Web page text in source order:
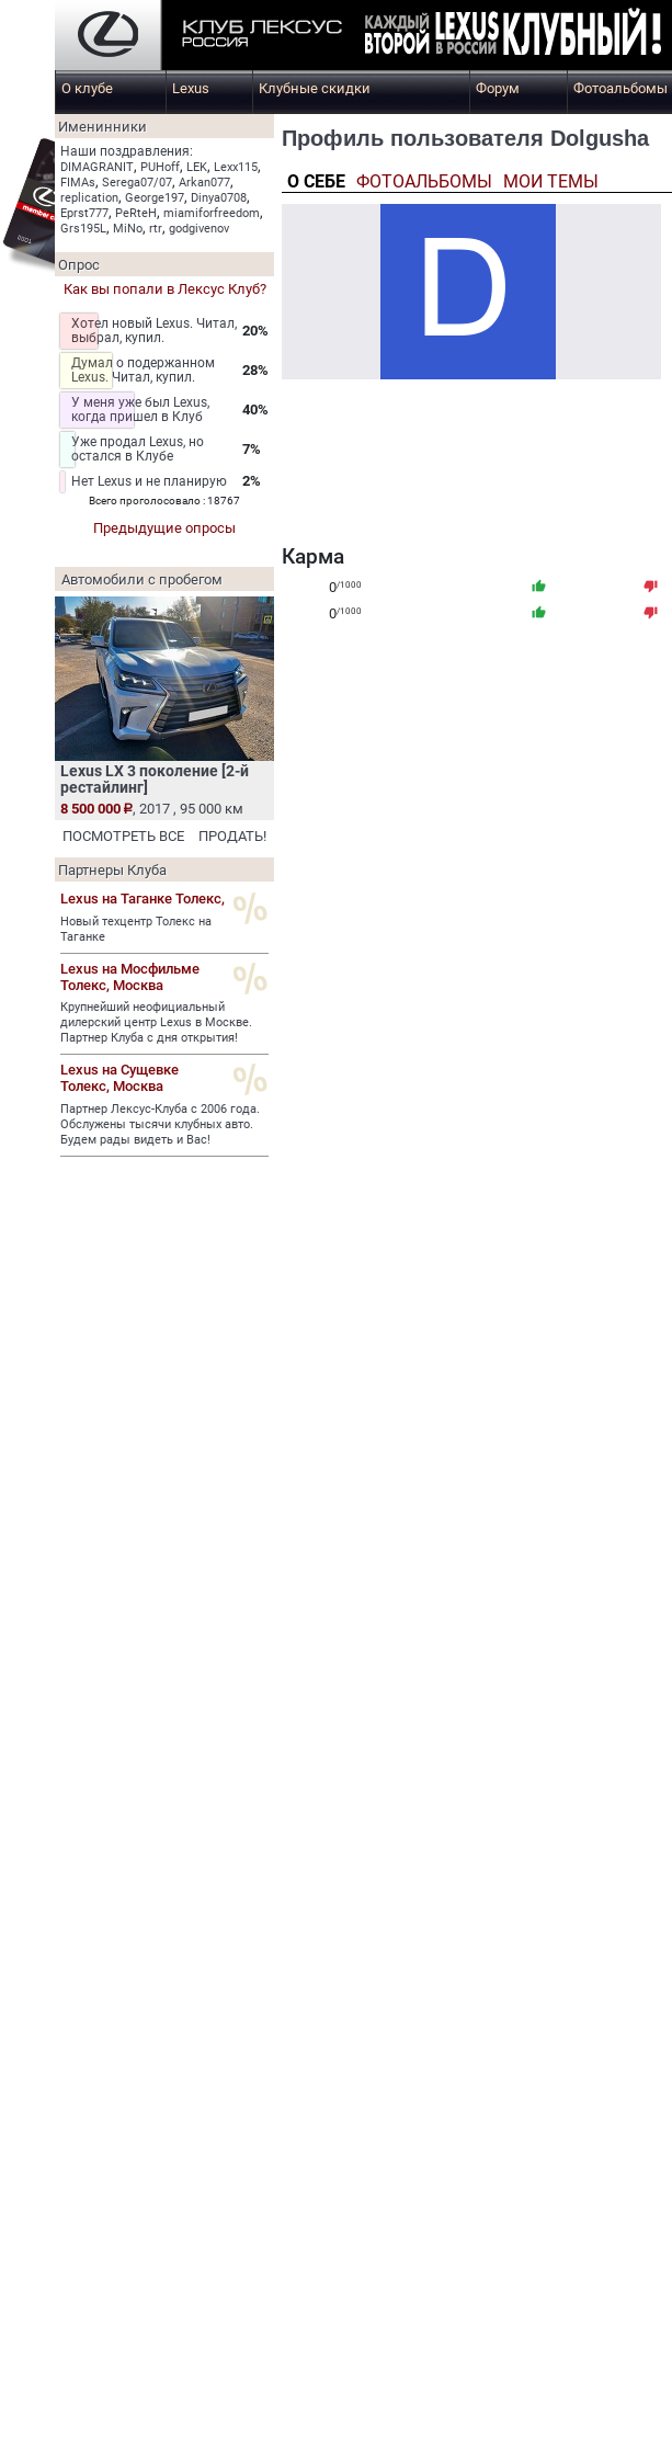
О клубе Lexus Клубные скидки Форум Фотоальбомы
Именинники
Наши поздравления:
DIMAGRANIT, PUHoff, LEK, Lexx115,
FIMAs, Serega07/07, Arkan077,
replication, George197, Dinya0708,
Eprst777, PeRteH, miamiforfreedom,
Grs195L, MiNo, rtr, godgivenov
Опрос
Как вы попали в Лексус Клуб?
Хотел новый Lexus. Читал,
выбрал, купил.
20%
Думал о подержанном
Lexus. Читал, купил.
28%
У меня уже был Lexus,
когда пришел в Клуб
40%
Уже продал Lexus, но
остался в Клубе
7%
Нет Lexus и не планирую 2%
Всего проголосовало : 18767
Предыдущие опросы
Автомобили с пробегом
Lexus LX 3 поколение [2-й
рестайлинг]
8 500 000
, 2017 , 95 000 км
ПОСМОТРЕТЬ ВСЕ
ПРОДАТЬ!
Партнеры Клуба
Lexus на Таганке Толекс,
Новый техцентр Толекс на
Таганке
Lexus на Мосфильме
Толекс, Москва
Крупнейший неофициальный
дилерский центр Lexus в Москве.
Партнер Клуба с дня открытия!
Lexus на Сущевке
Толекс, Москва
Партнер Лексус-Клуба с 2006 года.
Обслужены тысячи клубных авто.
Будем рады видеть и Вас!
Профиль пользователя Dolgusha
О СЕБЕ ФОТОАЛЬБОМЫ
МОИ ТЕМЫ
Карма
0/1000 thumb_up thumb_down
0/1000 thumb_up thumb_down